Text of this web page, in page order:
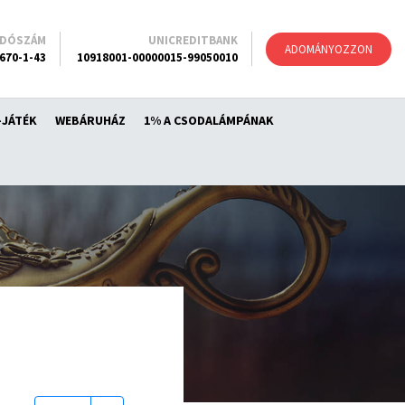
ADOMÁNYOZZON
WEBÁRUHÁZ 1% A CSODALÁMPÁNAK
1-43
UNICREDITBANK
10918001-00000015-99050010